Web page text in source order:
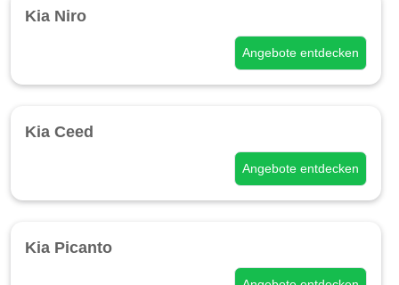
Kia Niro
Angebote entdecken
Kia Ceed
Angebote entdecken
Kia Picanto